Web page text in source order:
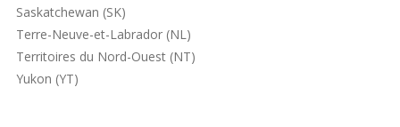
Saskatchewan (SK)
Terre-Neuve-et-Labrador (NL)
Territoires du Nord-Ouest (NT)
Yukon (YT)